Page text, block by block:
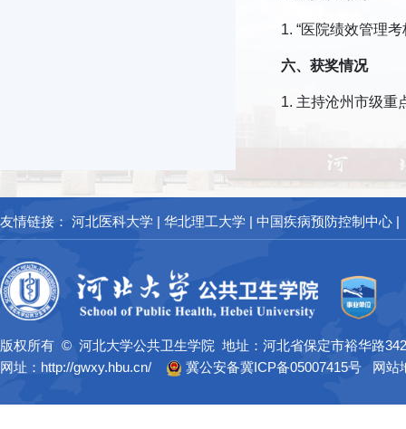
1. “医院绩效管理
六、获奖情况
1. 主持沧州市级重
友情链接： 河北医科大学 | 华北理工大学 | 中国疾病预防控制中心 |
版权所有 © 河北大学公共卫生学院 地址：河北省保定市裕华路
网址：http://gwxy.hbu.cn/
冀公安备冀ICP备05007415号 网站